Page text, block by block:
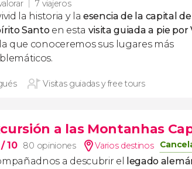
7 viajeros
la historia y la esencia de la capital de
Santo en esta visita guiada a pie por
que conoceremos sus lugares más
Visitas guiadas y free tours
a las Montanhas
/ 10 80 opiniones Varios destinos
a descubrir el
legado